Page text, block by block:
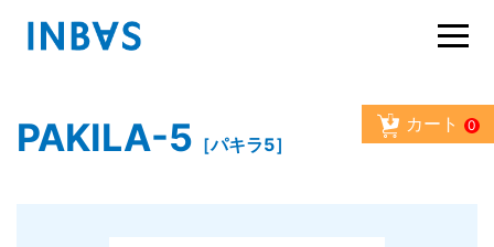
PAKILA-5 ［パキラ5］
カート 0